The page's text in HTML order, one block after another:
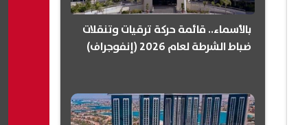
بالأسماء.. قائمة حركة ترقيات وتنقلات
ضباط الشرطة لعام 2026 (إنفوجراف)